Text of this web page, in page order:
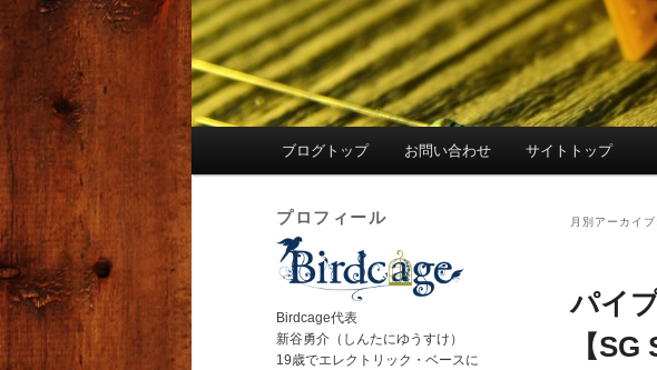
ブログトップ お問い合わせ サイトトップ
月別アーカイブ
パイ
【
プロフィール
Birdcage代表
新谷勇介（しんたにゆうすけ）
19歳でエレクトリック・ベースに